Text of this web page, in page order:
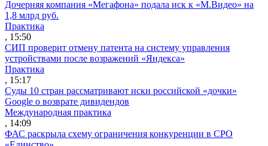
Дочерняя компания «Мегафона» подала иск к «М.Видео» на
1,8 млрд руб.
Практика
, 15:50
СИП проверит отмену патента на систему управления
устройствами после возражений «Яндекса»
Практика
, 15:17
Суды 10 стран рассматривают иски российской «дочки»
Google о возврате дивидендов
Международная практика
, 14:09
ФАС раскрыла схему ограничения конкуренции в СРО